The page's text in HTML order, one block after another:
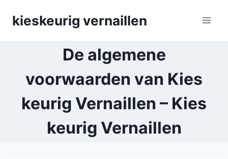
kieskeurig vernaillen
De algemene
voorwaarden van Kies
keurig Vernaillen – Kies
keurig Vernaillen